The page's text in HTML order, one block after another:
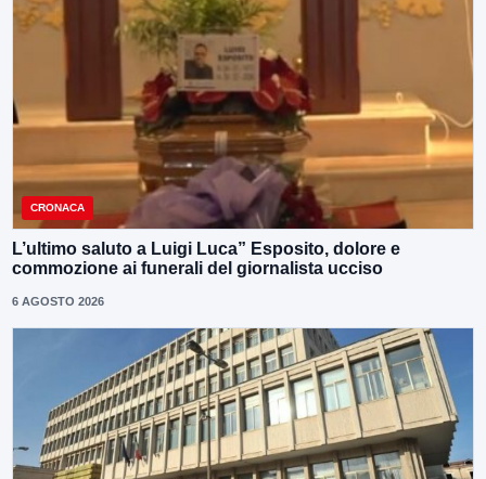
CRONACA
L’ultimo saluto a Luigi Luca” Esposito, dolore e
commozione ai funerali del giornalista ucciso
6 AGOSTO 2026